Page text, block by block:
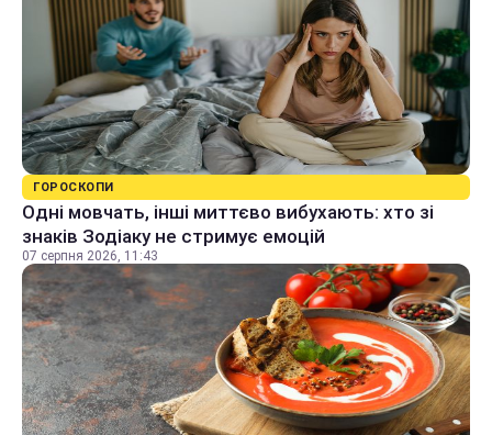
ГОРОСКОПИ
Одні мовчать, інші миттєво вибухають: хто зі
знаків Зодіаку не стримує емоцій
07 серпня 2026, 11:43